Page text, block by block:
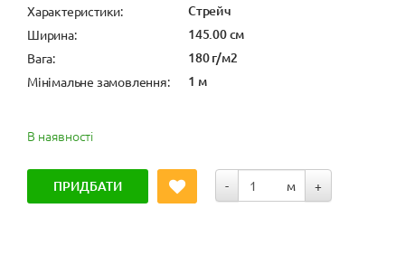
Характеристики: Стрейч
Ширина: 145.00 см
Вага: 180 г/м2
Мінімальне замовлення: 1 м
В наявності
ПРИДБАТИ - м +